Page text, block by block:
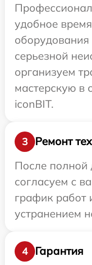
удобное
серьезной
организуем
мастерскую в
iconBIT.
3
Ремонт
После полной
согласуем с
график работ
устранением
4 Гарантия